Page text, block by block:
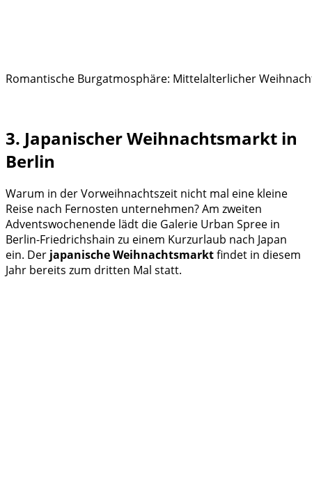
Romantische Burgatmosphäre: Mittelalterlicher
3. Japanischer Weihnachtsmarkt in
Berlin
Warum in der Vorweihnachtszeit nicht mal eine kleine
Reise nach Fernosten unternehmen? Am zweiten
Adventswochenende lädt die Galerie Urban Spree in
Berlin-Friedrichshain zu einem Kurzurlaub nach Japan
ein. Der japanische Weihnachtsmarktfindet in diesem
Jahr bereits zum dritten Mal statt.